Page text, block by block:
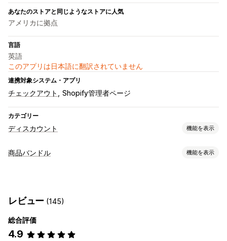
あなたのストアと同じようなストアに人気
アメリカに拠点
言語
英語
このアプリは日本語に翻訳されていません
連携対象システム・アプリ
チェックアウト Shopify管理者ページ
カテゴリー
ディスカウント 機能を表示
ディスカウントの種類
カートディスカウント
アップセルディスカウント
カスタムディスカウント
商品バンドル 機能を表示
ボックスを作成 ギフトボックス
アップセルバンドル
よく合わせて買われている商品
レビュー (145)
総合評価
4.9